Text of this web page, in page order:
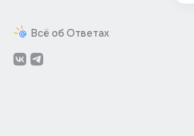
Всё об Ответах